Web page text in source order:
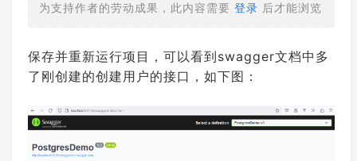
为支持作者的劳动成果，此内容需要 登录 后才能浏览
保存并重新运行项目，可以看到swagger文档中多
了刚创建的创建用户的接口，如下图：